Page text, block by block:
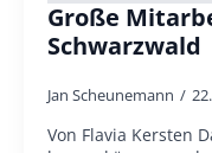
Große
Schwarzwald
Jan Scheunemann
Von Flavia Kersten